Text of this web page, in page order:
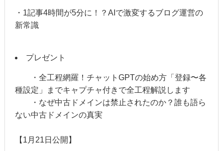
・1記事4時間が5分に！？AIで激変するブログ運営の
新常識
プレゼント
・全工程網羅！チャットGPTの始め方「登録〜各
種設定」までキャプチャ付きで全工程解説します
・なぜ中古ドメインは禁止されたのか？誰も語ら
ない中古ドメインの真実
【1月21日公開】